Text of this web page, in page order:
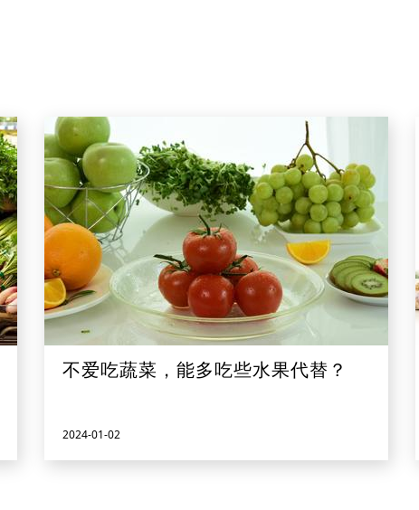
不爱吃蔬菜，能多吃些水果代替？
2024-01-02